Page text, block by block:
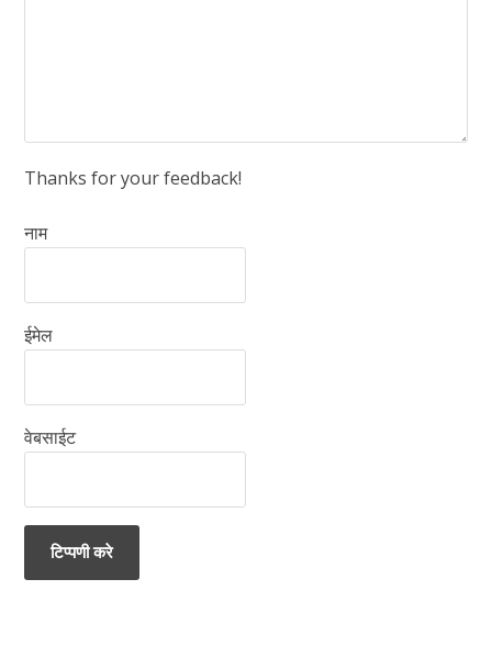
Thanks for your feedback!
नाम
ईमेल
वेबसाईट